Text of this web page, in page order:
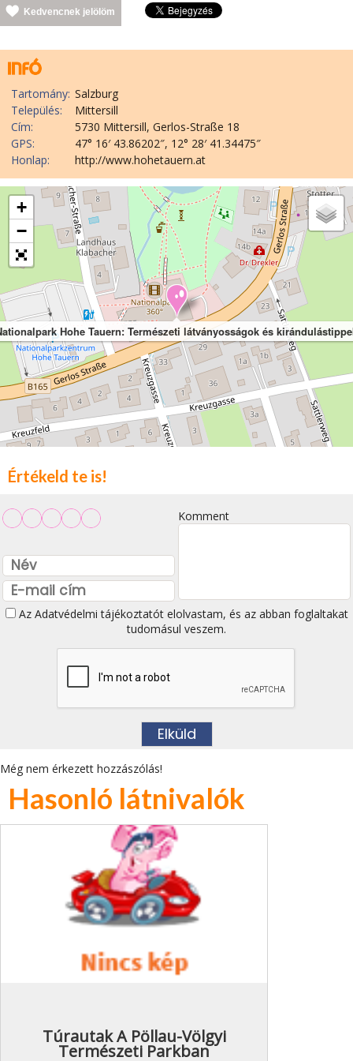
Kedvencnek jelölöm
Tartomány: Salzburg
Település:
Mittersill
Cím:
5730 Mittersill, Gerlos-Straße 18
GPS:
47° 16′ 43.86202″, 12° 28′ 41.34475″
Honlap:
http://www.hohetauern.at
Hohe Tauern: Természeti látványosságok és
+
−
Értékeld te is!
Komment
Az Adatvédelmi tájékoztatótelolvastam, és az abban foglaltakat
tudomásul veszem.
Még nem érkezett hozzászólás!
Hasonló látnivalók
Túrautak A Pöllau-Völgyi
Természeti Parkban